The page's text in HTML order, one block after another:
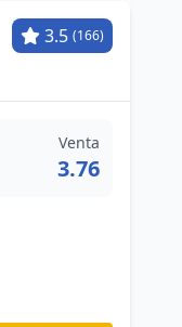
3.5 (166)
Venta
3.76